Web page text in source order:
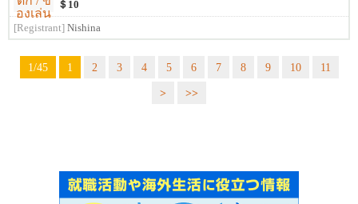
＄10
[Registrant] Nishina
1/45 1 2 3 4 5 6 7 8 9 10
11
>
>>